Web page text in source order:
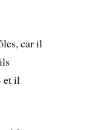
car il
et il